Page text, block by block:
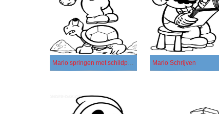
Mario springen met schildpad Mario Schrijven